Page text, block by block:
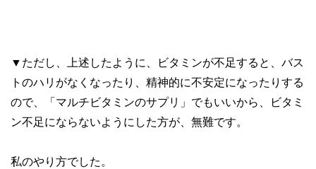
▼ただし、上述したように、ビタミンが不足すると、バス
トのハリがなくなったり、精神的に不安定になったりする
ので、「マルチビタミンのサプリ」でもいいから、ビタミ
ン不足にならないようにした方が、無難です。
私のやり方でした。